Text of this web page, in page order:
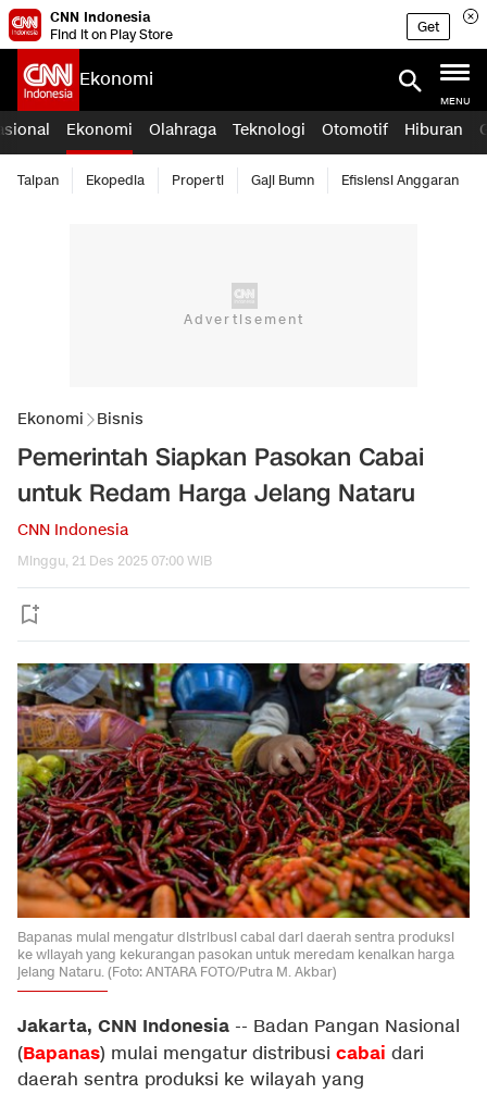
CNN Indonesia
Find it on Play Store
Get
Ekonomi
MENU
Ekonomi Olahraga Teknologi Otomotif Hiburan
Taipan Ekopedia Properti Gaji Bumn Efisiensi Anggaran
Ekonomi Bisnis
Pemerintah Siapkan Pasokan Cabai
untuk Redam Harga Jelang Nataru
CNN Indonesia
Minggu, 21 Des 2025 07:00 WIB
Bapanas mulai mengatur distribusi cabai dari daerah sentra produksi
ke wilayah yang kekurangan pasokan untuk meredam kenaikan harga
jelang Nataru. (Foto: ANTARA FOTO/Putra M. Akbar)
Jakarta, CNN Indonesia -- Badan Pangan Nasional
(Bapanas) mulai mengatur distribusi cabai dari
daerah sentra produksi ke wilayah yang